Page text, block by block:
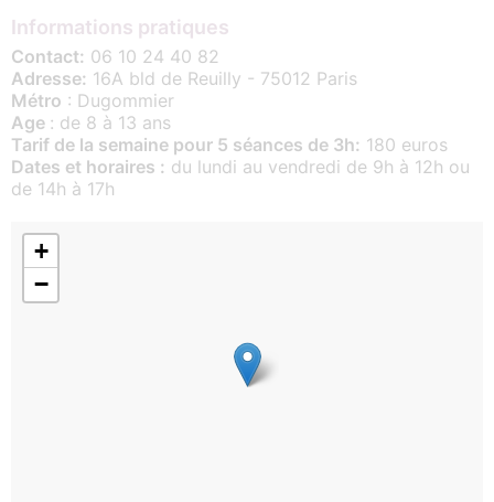
Informations pratiques
Contact: 06 10 24 40 82
Adresse: 16A bld de Reuilly - 75012 Paris
Métro : Dugommier
Age : de 8 à 13 ans
Tarif de la semaine pour 5 séances de 3h: 180 euros
Dates et horaires : du lundi au vendredi de 9h à 12h ou
de 14h à 17h
+
−